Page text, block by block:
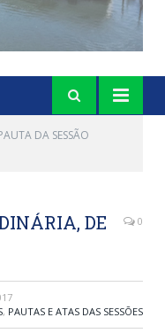
DA SESSÃO
DE
0
, PAUTAS E ATAS DAS SESSÕES